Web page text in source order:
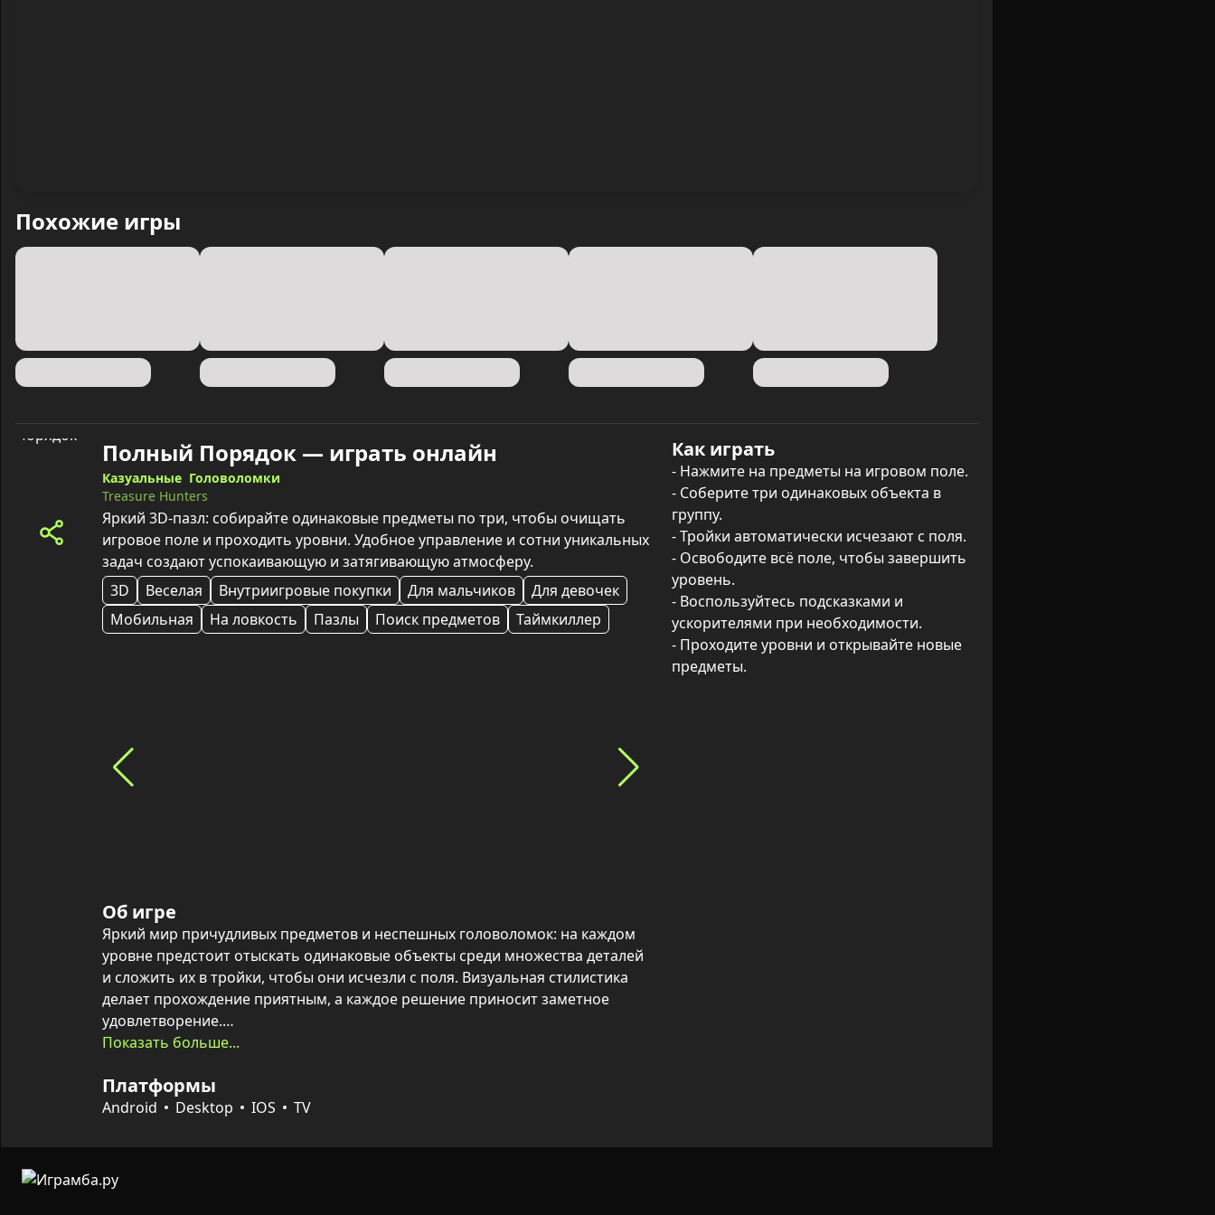
Похожие игры
Полный Порядок — играть онлайн
Казуальные Головоломки
Treasure Hunters
Яркий 3D‑пазл: собирайте одинаковые предметы по три, чтобы очищать
игровое поле и проходить уровни. Удобное управление и сотни уникальных
задач создают успокаивающую и затягивающую атмосферу.
3D
Веселая Внутриигровые покупки Для мальчиков
Для девочек
Мобильная
На ловкость Пазлы Поиск предметов Таймкиллер
Как играть
- Нажмите на предметы на игровом поле.
- Соберите три одинаковых объекта в
группу.
- Тройки автоматически исчезают с поля.
- Освободите всё поле, чтобы завершить
уровень.
- Воспользуйтесь подсказками и
ускорителями при необходимости.
- Проходите уровни и открывайте новые
предметы.
Об игре
Яркий мир причудливых предметов и неспешных головоломок: на каждом
уровне предстоит отыскать одинаковые объекты среди множества деталей
и сложить их в тройки, чтобы они исчезли с поля. Визуальная стилистика
делает прохождение приятным, а каждое решение приносит заметное
удовлетворение.
По мере прохождения уровни усложняются и наполняются новыми
сложных ситуациях. Игра подойдёт для коротких перерывов и долгих сессий
— она тренирует внимательность и скорость реакции без лишнего стресса.
Показать больше...
Платформы
Android Desktop IOS TV